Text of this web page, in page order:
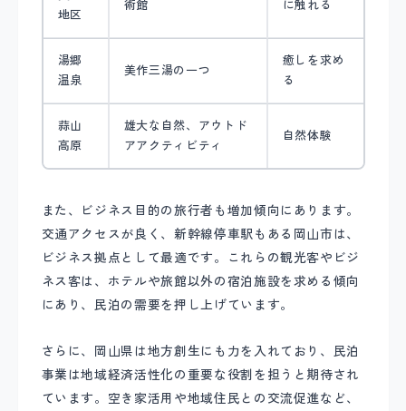
地区
術館 に触れる
湯郷
温泉
美作三湯の一つ
癒しを求め
る
蒜山
高原
雄大な自然、アウトド
アアクティビティ
自然体験
また、ビジネス目的の旅行者も増加傾向にあります。
交通アクセスが良く、新幹線停車駅もある岡山市は、
ビジネス拠点として最適です。これらの観光客やビジ
ネス客は、ホテルや旅館以外の宿泊施設を求める傾向
にあり、民泊の需要を押し上げています。
さらに、岡山県は地方創生にも力を入れており、民泊
事業は地域経済活性化の重要な役割を担うと期待され
ています。空き家活用や地域住民との交流促進など、